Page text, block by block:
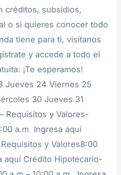
créditos, subsidios,
o si quieres conocer todo
tiene para ti, visítanos
y accede a todo el
¡Te esperamos!
Jueves 24 Viernes 25
30 Jueves 31
Requisitos y Valores-
a.m Ingresa aquí
y Valores8:00
aquí Crédito Hipotecario-